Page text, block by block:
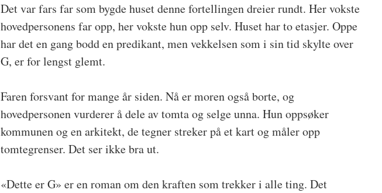
Det var fars far som bygde huset denne fortellingen dreier rundt. Her vokste
hovedpersonens far opp, her vokste hun opp selv. Huset har to etasjer. Oppe
har det en gang bodd en predikant, men vekkelsen som i sin tid skylte over
G, er for lengst glemt.
Faren forsvant for mange år siden. Nå er moren også borte, og
hovedpersonen vurderer å dele av tomta og selge unna. Hun oppsøker
kommunen og en arkitekt, de tegner streker på et kart og måler opp
tomtegrenser. Det ser ikke bra ut.
«Dette er G» er en roman om den kraften som trekker i alle ting. Det